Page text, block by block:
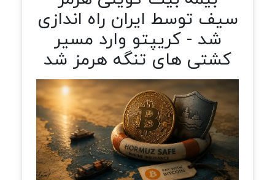
سیف توسط ایران راه اندازی
شد - کریپتو وارد مسیر
کشتی های تنگه هرمز شد